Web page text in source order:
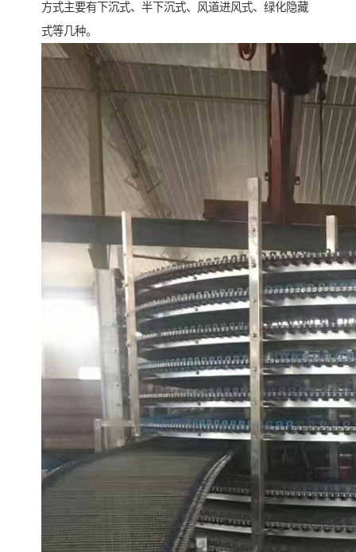
方式主要有下沉式、半下沉式、风道进风式、绿化隐藏
式等几种。